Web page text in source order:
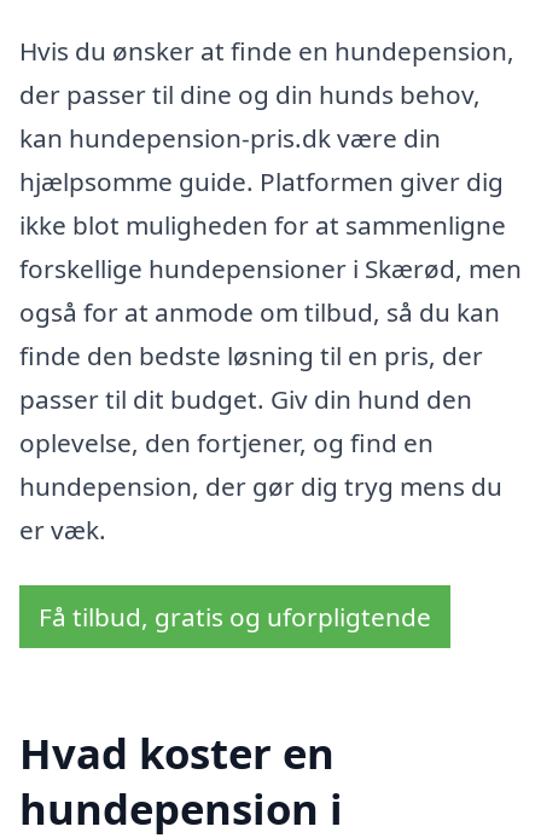
Hvis du ønsker at finde en hundepension,
der passer til dine og din hunds behov,
kan hundepension-pris.dk være din
hjælpsomme guide. Platformen giver dig
ikke blot muligheden for at sammenligne
forskellige hundepensioner i Skærød, men
også for at anmode om tilbud, så du kan
finde den bedste løsning til en pris, der
passer til dit budget. Giv din hund den
oplevelse, den fortjener, og find en
hundepension, der gør dig tryg mens du
er væk.
Få tilbud, gratis og uforpligtende
Hvad koster en
hundepension i